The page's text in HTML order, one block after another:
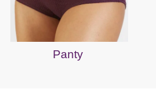
Panty